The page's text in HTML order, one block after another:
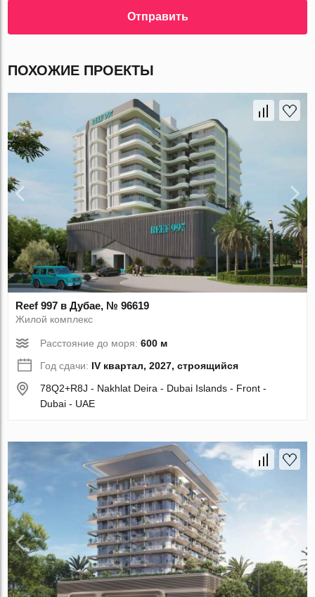
Отправить
ПОХОЖИЕ ПРОЕКТЫ
Reef 997 в Дубае, № 96619
Жилой комплекс
Расстояние до моря:600 м
Год сдачи: IV квартал, 2027, строящийся
78Q2+R8J - Nakhlat Deira - Dubai Islands - Front -
Dubai - UAE